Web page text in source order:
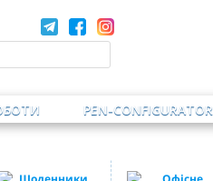
PEN-CONFIGURATOR